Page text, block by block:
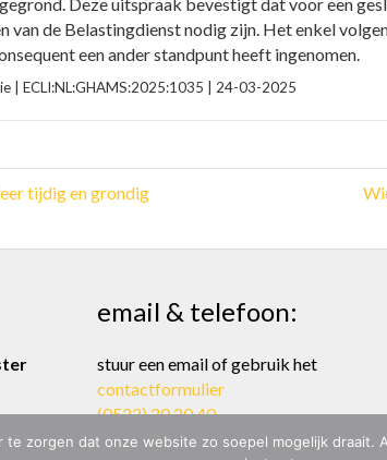
de Belastingdienst nodig zijn. Het enkel
een ander standpunt heeft ingenomen.
| ECLI:NL:GHAMS:2025:1035 | 24-03-2025
tijdig en grondig
email & telefoon:
stuur een email of gebruik het
contactformulier
(0522) 20 20 40
zorgen dat onze website zo soepel mogelijk